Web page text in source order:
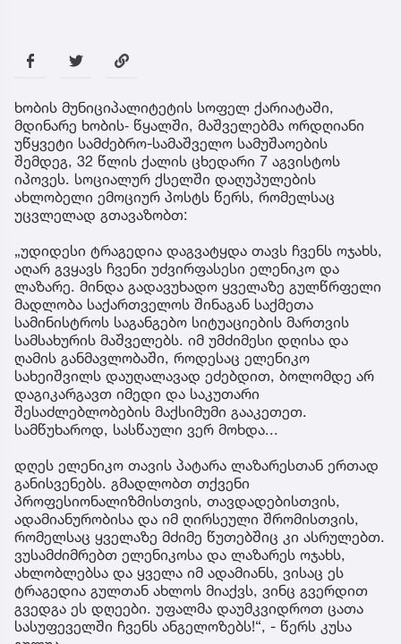
ხობის მუნიციპალიტეტის სოფელ ქარიატაში,
მდინარე ხობის‐ წყალში, მაშველებმა ორდღიანი
უწყვეტი სამძებრო-სამაშველო სამუშაოების
შემდეგ, 32 წლის ქალის ცხედარი 7 აგვისტოს
იპოვეს. სოციალურ ქსელში დაღუპულების
ახლობელი ემოციურ პოსტს წერს, რომელსაც
უცვლელად გთავაზობთ:
„უდიდესი ტრაგედია დაგვატყდა თავს ჩვენს ოჯახს,
აღარ გვყავს ჩვენი უძვირფასესი ელენიკო და
ლაზარე. მინდა გადავუხადო ყველაზე გულწრფელი
მადლობა საქართველოს შინაგან საქმეთა
სამინისტროს საგანგებო სიტუაციების მართვის
სამსახურის მაშველებს. იმ უმძიმესი დღისა და
ღამის განმავლობაში, როდესაც ელენიკო
სახეიშვილს დაუღალავად ეძებდით, ბოლომდე არ
დაგიკარგავთ იმედი და საკუთარი
შესაძლებლობების მაქსიმუმი გააკეთეთ.
სამწუხაროდ, სასწაული ვერ მოხდა...
დღეს ელენიკო თავის პატარა ლაზარესთან ერთად
განისვენებს. გმადლობთ თქვენი
პროფესიონალიზმისთვის, თავდადებისთვის,
ადამიანურობისა და იმ ღირსეული შრომისთვის,
რომელსაც ყველაზე მძიმე წუთებშიც კი ასრულებთ.
ვუსამძიმრებთ ელენიკოსა და ლაზარეს ოჯახს,
ახლობლებსა და ყველა იმ ადამიანს, ვისაც ეს
ტრაგედია გულთან ახლოს მიაქვს, ვინც გვერდით
გვედგა ეს დღეები. უფალმა დაუმკვიდროთ ცათა
სასუფეველში ჩვენს ანგელოზებს!“, - წერს კუსა